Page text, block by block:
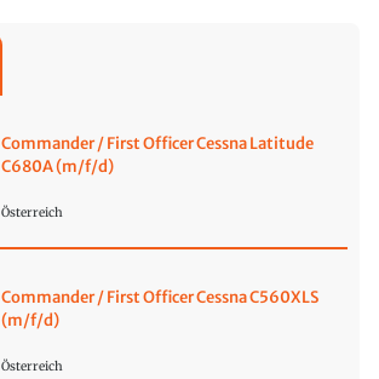
Commander / First Officer Cessna Latitude
C680A (m/f/d)
Österreich
Commander / First Officer Cessna C560XLS
(m/f/d)
Österreich